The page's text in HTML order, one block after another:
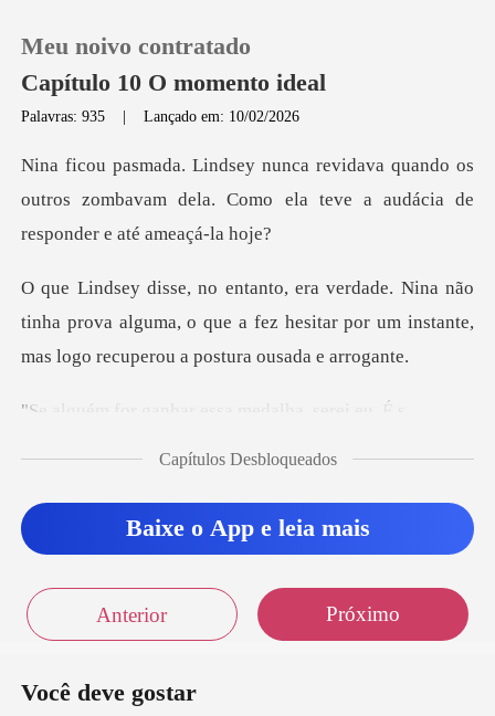
0
Loja
Histórico
Sair
Meu noivo contratado
Capítulo 10 O momento ideal
Palavras: 935 |Lançado em: 10/02/2026
uando os
outros zombavam dela. Como ela teve
o
tinha prova alguma, o que a fez hesitar por um inst
anhar essa medal
Capítulos Desbloqueados
Baixe o App e leia mais
Anterior Próximo
Você deve gostar